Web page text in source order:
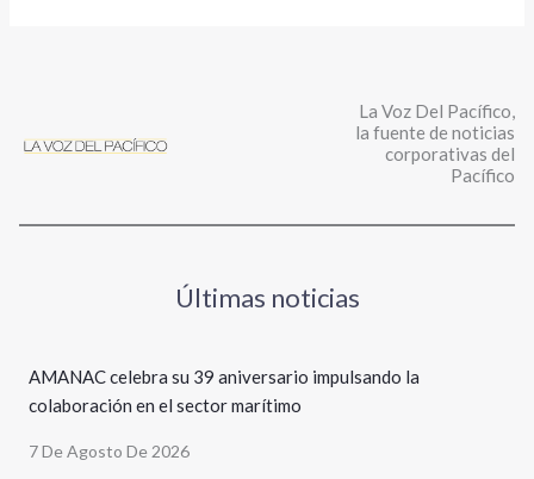
La Voz Del Pacífico,
la fuente de noticias
corporativas del
Pacífico
Últimas noticias
AMANAC celebra su 39 aniversario impulsando la
colaboración en el sector marítimo
7 De Agosto De 2026